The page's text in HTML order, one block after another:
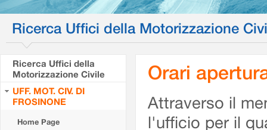
Ricerca Uffici della Motorizzazione
Ricerca Uffici della
Motorizzazione Civile
UFF. MOT. CIV. DI
FROSINONE
Home Page
Orari
Attraverso il
l'ufficio per il